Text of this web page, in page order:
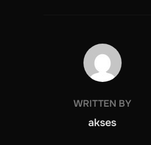
POST AUTHOR
WRITTEN BY
akses